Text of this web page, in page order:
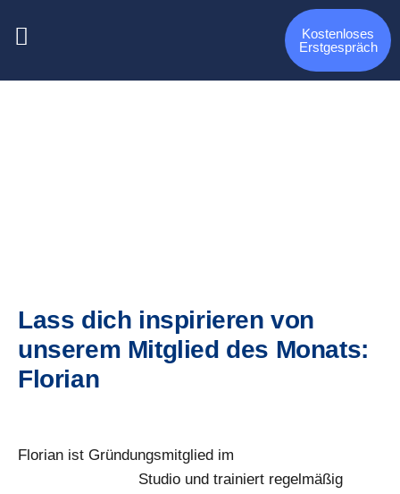
Kostenloses
Erstgespräch
Lass dich inspirieren von
unserem Mitglied des Monats:
Florian
Florian ist Gründungsmitglied im
Studio und trainiert regelmäßig